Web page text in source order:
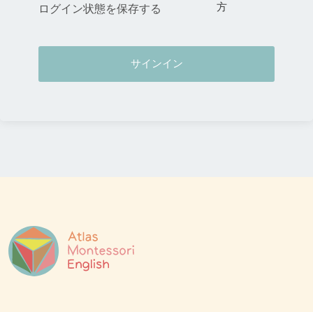
ログイン状態を保存する
方
サインイン